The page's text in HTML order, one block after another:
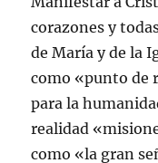
corazones y
de Marí­a y de la
como «punto de
para la
realidad
como «la gran